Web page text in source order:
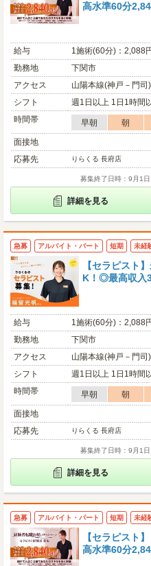
高水準60分
給与
1施術(60分)：2,088
勤務地
下関市
アクセス
山陽本線(神戸－門
シフト
週1日以上 1日1時間
時間帯
早朝 朝
面接地
応募先
りらくる 長府店
募集終了日時：9月1日
詳細を見る
急募 アルバイト・パート 短期 未経
【セラピスト
K！◎最高収入
給与
1施術(60分)：2,088
勤務地
下関市
アクセス
山陽本線(神戸－門
シフト
週1日以上 1日1時間
時間帯
早朝 朝
面接地
応募先
りらくる 長府店
募集終了日時：9月1日
詳細を見る
急募 アルバイト・パート 短期 未経
【セラピスト
高水準60分